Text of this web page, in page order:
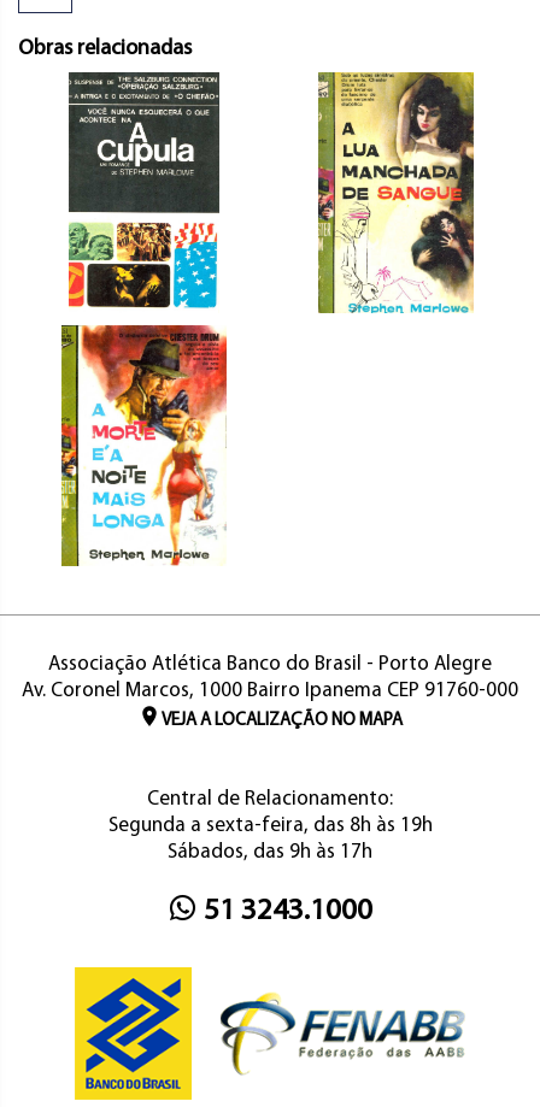
Obras relacionadas
Associação Atlética Banco do Brasil - Porto Alegre
Av. Coronel Marcos, 1000 Bairro Ipanema CEP 91760-000
VEJA A LOCALIZAÇÃO NO MAPA
Central de Relacionamento:
Segunda a sexta-feira, das 8h às 19h
Sábados, das 9h às 17h
51 3243.1000